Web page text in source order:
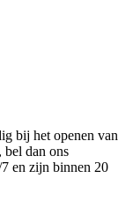
bij het openen van
bel dan ons
en zijn binnen 20